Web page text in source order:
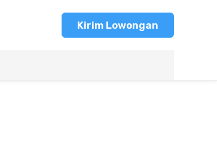
Kirim Lowongan